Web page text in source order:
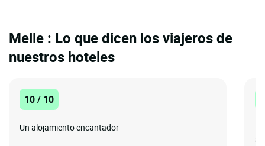
Melle : Lo que dicen los viajeros de
nuestros hoteles
10 / 10
Un alojamiento encantador